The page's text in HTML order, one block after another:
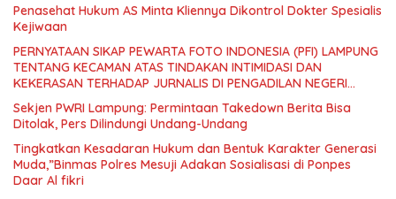
Penasehat Hukum AS Minta Kliennya Dikontrol Dokter Spesialis
Kejiwaan
PERNYATAAN SIKAP PEWARTA FOTO INDONESIA (PFI) LAMPUNG
TENTANG KECAMAN ATAS TINDAKAN INTIMIDASI DAN
KEKERASAN TERHADAP JURNALIS DI PENGADILAN NEGERI
TANJUNG KARANG.
Sekjen PWRI Lampung: Permintaan Takedown Berita Bisa
Ditolak, Pers Dilindungi Undang-Undang
Tingkatkan Kesadaran Hukum dan Bentuk Karakter Generasi
Muda,”Binmas Polres Mesuji Adakan Sosialisasi di Ponpes
Daar Al fikri